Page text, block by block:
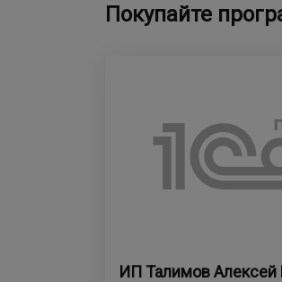
Покупайте
ИП Талимов